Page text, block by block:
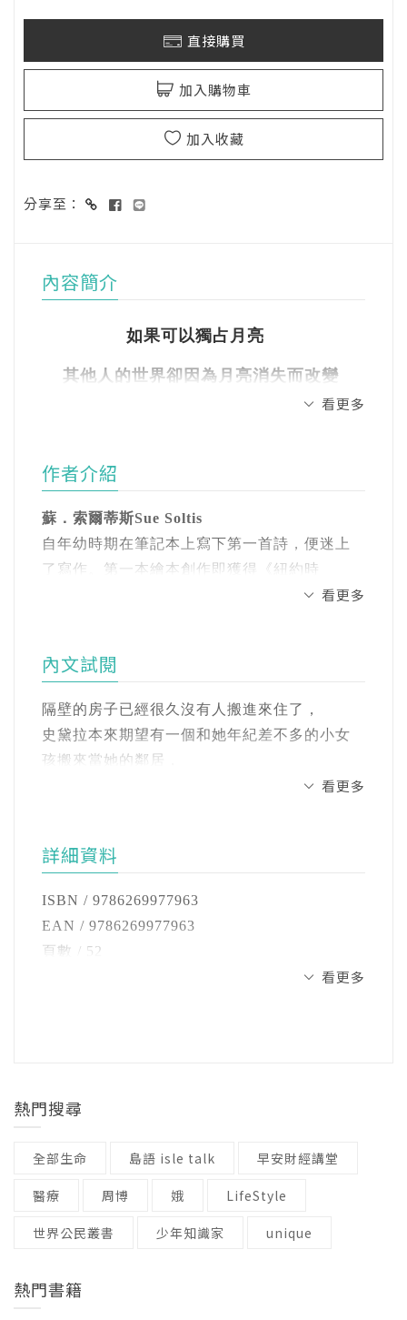
直接購買
加入購物車
加入收藏
分享至：
內容簡介
如果可以獨占月亮
其他人的世界卻因為月亮消失而改變
史黛拉家隔壁的房子空了一段時間後，新搬來
在天空中，她喜歡園藝，想下來種種各式植
麼關係！她可是月亮呢！只要有月亮在的地
方，就是光芒萬丈呢！史黛拉可以和月亮當鄰
居，真是太開心了呀！但是，世界各地的人可
不開心了，他們失去了月亮，也不知道月亮去
了哪裡。月亮不見了以後，世界會發生一些改
變：海洋沒有了潮汐變化，海蝸牛們被困在愈
黛拉喜歡和月亮當鄰居，但後果太嚴重了。於
對世人的大愛和個人的友誼巧妙的設計進故事
做出取捨，精彩動人。
設計，滿足讀者視覺享受的同時，也傳遞了關
看更多
作者介紹
蘇． 索爾蒂斯Sue Soltis
自年幼時期在筆記本上寫下第一首詩，便迷上
了寫作。第一本繪本創作即獲得《紐約時
報》、《華爾街日報》推薦，自此獲獎無數。
許多生機，也為自己帶來創作靈感。
索尼亞．桑切斯Sonia Sanchez(繪者)
熱愛繪畫的插畫家，作品曾獲《出版商周刊》
賴潔穎(譯者)
畢業於美國羅格斯大學(Rutgers University, New
Brunswick Campus)心理學系。相信人生就像一
本繪本，擁有主角、故事以及不同的高潮迭
起。每個人都在創作屬於自己的繪本。我的繪
本會是什麼樣子呢？我想應該會是一本充滿著
以拿來做什麼呢？》、《在學校可以學到什麼
與愛》、《養一隻喜歡的狐狸，或是放她
樹教會我的事》、《我們一起度過的那些春夏
秋冬》、《樹屋派對》、《別擔心，一切都會
林文化出版)、《蟲蟲的彩色世界》、《媽媽去
看更多
內文試閱
隔壁的房子已經很久沒有人搬進來住了，
史黛拉本來期望有一個和她年紀差不多的小女
孩搬來當她的鄰居，
星星們好像對這個房子有點興趣，
月亮沒有載滿傢俱的搬家卡車，
月亮的光芒十分閃耀，
看更多
詳細資料
ISBN / 9786269977963
EAN / 9786269977963
頁數 / 52
適讀年齡 / 8~12
看更多
熱門搜尋
全部生命 島語 isle talk 早安財經講堂
醫療 周博 娥 LifeStyle
世界公民叢書 少年知識家 unique
熱門書籍